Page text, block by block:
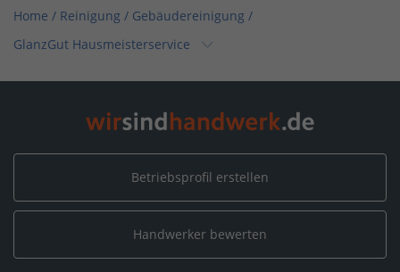
Home / Reinigung / Gebäudereinigung /
GlanzGut Hausmeisterservice
Home / Handwerksleistungen (Weitere) / Hausmeisterdienste
GlanzGut Hausmeisterservice
Betriebsprofil erstellen
Handwerker bewerten